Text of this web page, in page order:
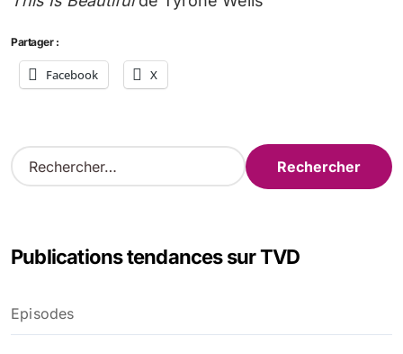
Partager :
Facebook X
R
e
r
e
r
Publications tendances sur TVD
Episodes